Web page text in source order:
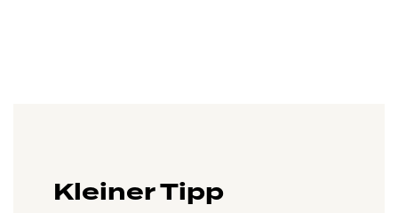
Kleiner Tipp